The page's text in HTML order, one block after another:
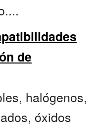
de
halógenos,
óxidos